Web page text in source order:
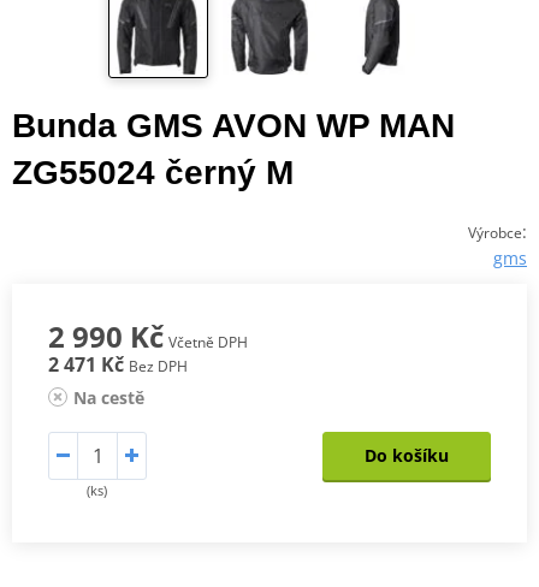
Bunda GMS AVON WP MAN
ZG55024 černý M
Výrobce:
gms
2 990 Kč Včetně DPH
2 471 Kč Bez DPH
Na cestě
(ks)
Do košíku